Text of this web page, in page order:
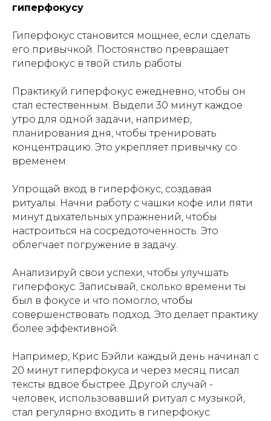
гиперфокусу
Гиперфокус становится мощнее, если сделать
его привычкой. Постоянство превращает
гиперфокус в твой стиль работы.
Практикуй гиперфокус ежедневно, чтобы он
стал естественным. Выдели 30 минут каждое
утро для одной задачи, например,
планирования дня, чтобы тренировать
концентрацию. Это укрепляет привычку со
временем.
Упрощай вход в гиперфокус, создавая
ритуалы. Начни работу с чашки кофе или пяти
минут дыхательных упражнений, чтобы
настроиться на сосредоточенность. Это
облегчает погружение в задачу.
Анализируй свои успехи, чтобы улучшать
гиперфокус. Записывай, сколько времени ты
был в фокусе и что помогло, чтобы
совершенствовать подход. Это делает практику
более эффективной.
Например, Крис Бэйли каждый день начинал с
20 минут гиперфокуса и через месяц писал
тексты вдвое быстрее. Другой случай -
человек, использовавший ритуал с музыкой,
стал регулярно входить в гиперфокус.